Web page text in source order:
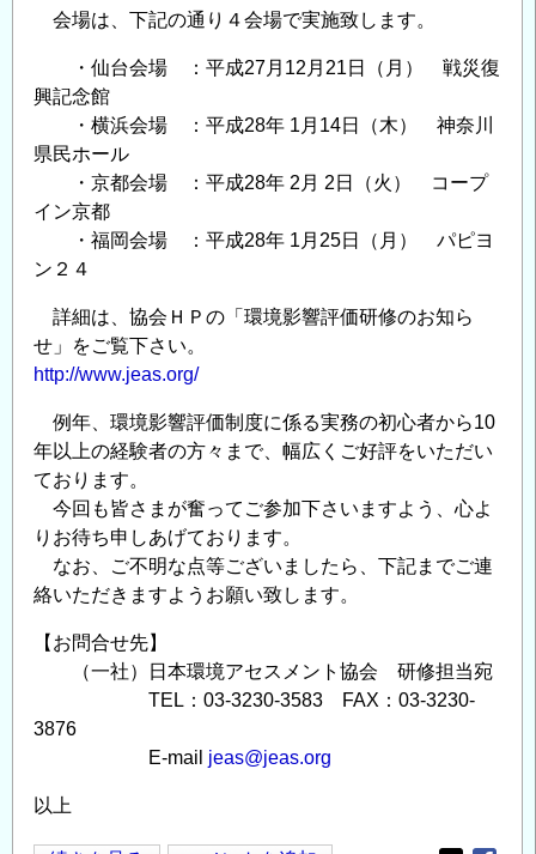
イ
ー
テ
関
行
の
ご
案
内
（ハ
イ
ブ
リ
ッ
ド
催）
会場は、下記の通り４会場で実施致します。
・仙台会場 ：平成27月12月21日（月） 戦災復
興記念館
・横浜会場 ：平成28年 1月14日（木） 神奈川
県民ホール
・京都会場 ：平成28年 2月 2日（火） コープ
イン京都
・福岡会場 ：平成28年 1月25日（月） パピヨ
ン２４
詳細は、協会ＨＰの「環境影響評価研修のお知ら
せ」をご覧下さい。
http://www.jeas.org/
例年、環境影響評価制度に係る実務の初心者から10
年以上の経験者の方々まで、幅広くご好評をいただい
ております。
今回も皆さまが奮ってご参加下さいますよう、心よ
りお待ち申しあげております。
なお、ご不明な点等ございましたら、下記までご連
絡いただきますようお願い致します。
【お問合せ先】
（一社）日本環境アセスメント協会 研修担当宛
TEL：03-3230-3583 FAX：03-3230-
3876
E-mail jeas@jeas.org
以上